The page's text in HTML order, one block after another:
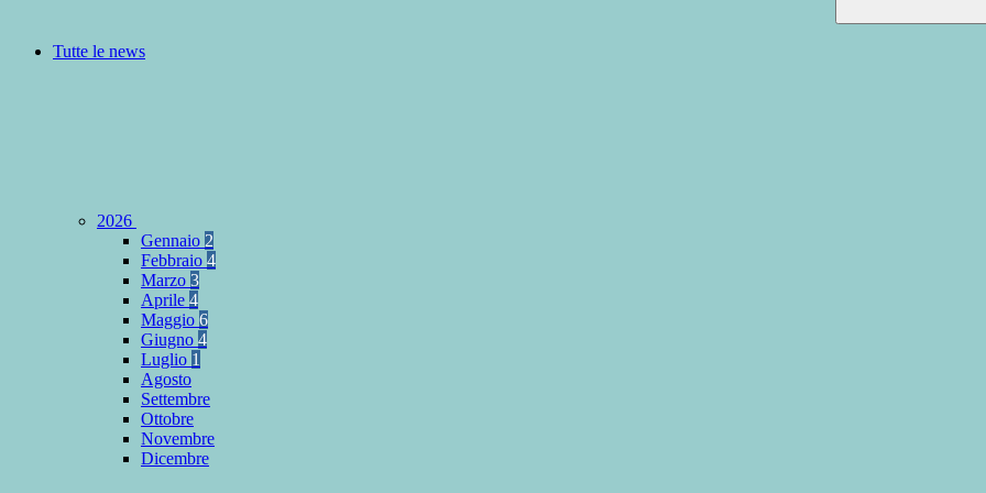
Tutte le news
2026
Gennaio 2
Febbraio 4
Marzo 3
Aprile 4
Maggio 6
Giugno 4
Luglio 1
Agosto
Settembre
Ottobre
Novembre
Dicembre